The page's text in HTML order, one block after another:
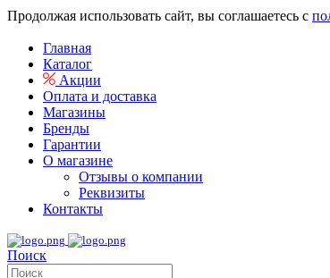
Продолжая использовать сайт, вы соглашаетесь с
Главная
Каталог
Акции
Оплата и доставка
Магазины
Бренды
Гарантии
О магазине
Отзывы о компании
Реквизиты
Контакты
Поиск